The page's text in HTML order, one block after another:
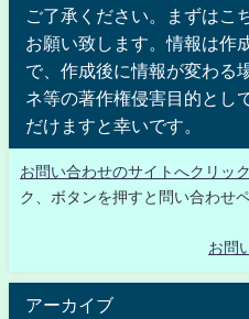
ご了承ください。まずはこ
お願い致します。情報は作
で、作成後に情報が変わる
ネ等の著作権侵害目的とし
だけますと幸いです。
お問い合わせのサイトへクリッ
ク、ボタンを押すと問い合わせ
お問
アーカイブ